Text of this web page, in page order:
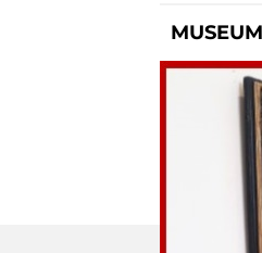
MUSEUM